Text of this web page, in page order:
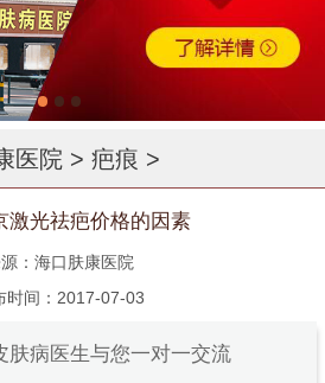
医院 > 疤痕 >
激光祛疤价格的因素
：海口肤康医院
时间：2017-07-03
肤病医生与您一对一交流